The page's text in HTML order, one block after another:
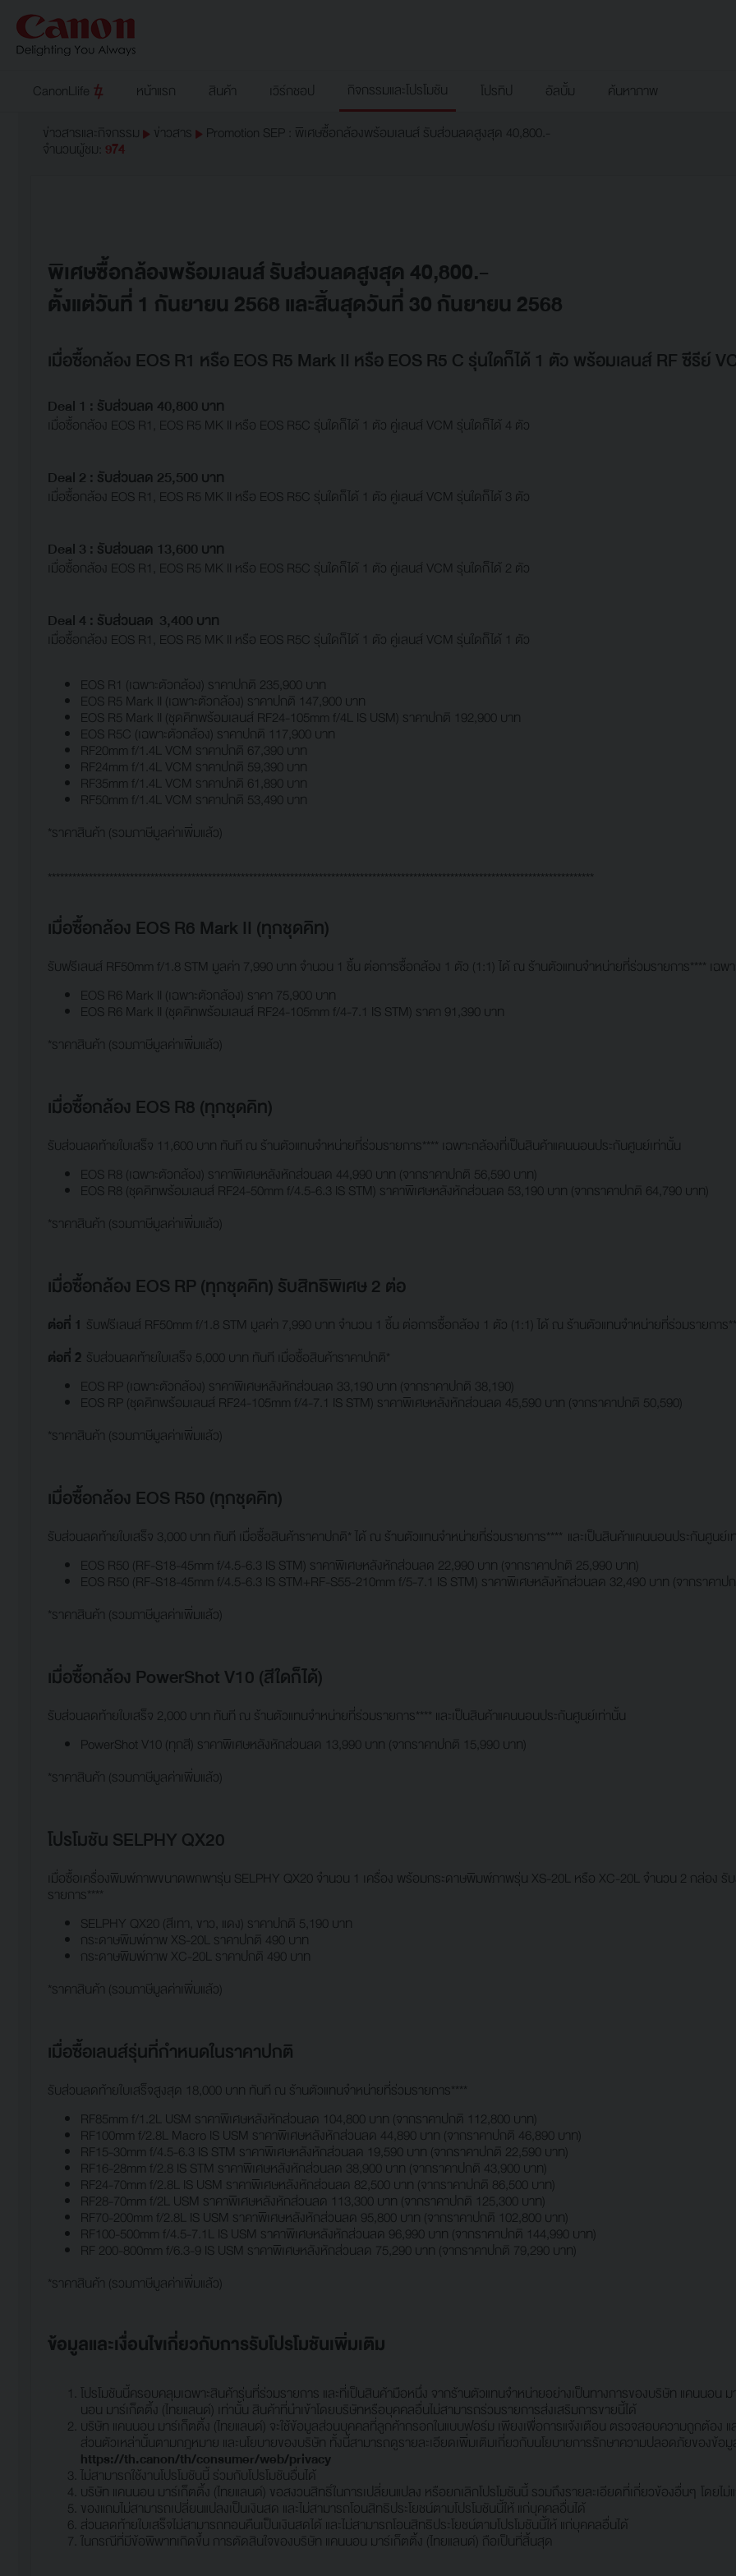
CanonLlife
หน้าแรก สินค้า เวิร์กชอป กิจกรรมและโปรโมชัน โปรทิป อัลบั้ม ค้นหาภาพ
ข่าวสารและกิจกรรม
ข่าวสาร Promotion SEP : พิเศษซื้อกล้องพร้อมเลนส์ รับส่วนลดสูงสุด 40,800.-
จำนวนผู้ชม: 974
พิเศษซื้อกล้องพร้อมเลนส์ รับส่วนลดสูงสุด 40,800.-
ตั้งแต่วันที่ 1 กันยายน 2568 และสิ้นสุดวันที่ 30 กันยายน 2568
เมื่อซื้อกล้อง EOS R1 หรือ EOS R5 Mark II หรือ EOS R5 C รุ่นใดก็ได้ 1 ตัว พร้อมเลนส์ RF ซีรีย์
Deal 1 : รับส่วนลด 40,800 บาท
เมื่อซื้อกล้อง EOS R1, EOS R5 MK II หรือ EOS R5C รุ่นใดก็ได้ 1 ตัว คู่เลนส์ VCM รุ่นใดก็ได้ 4 ตัว
Deal 2 : รับส่วนลด 25,500 บาท
เมื่อซื้อกล้อง EOS R1, EOS R5 MK II หรือ EOS R5C รุ่นใดก็ได้ 1 ตัว คู่เลนส์ VCM รุ่นใดก็ได้ 3 ตัว
Deal 3 : รับส่วนลด 13,600 บาท
เมื่อซื้อกล้อง EOS R1, EOS R5 MK II หรือ EOS R5C รุ่นใดก็ได้ 1 ตัว คู่เลนส์ VCM รุ่นใดก็ได้ 2 ตัว
Deal 4 : รับส่วนลด 3,400 บาท
เมื่อซื้อกล้อง EOS R1, EOS R5 MK II หรือ EOS R5C รุ่นใดก็ได้ 1 ตัว คู่เลนส์ VCM รุ่นใดก็ได้ 1 ตัว
EOS R1 (เฉพาะตัวกล้อง) ราคาปกติ 235,900 บาท
EOS R5 Mark II (เฉพาะตัวกล้อง) ราคาปกติ 147,900 บาท
EOS R5 Mark II (ชุดคิทพร้อมเลนส์ RF24-105mm f/4L IS USM) ราคาปกติ 192,900 บาท
EOS R5C (เฉพาะตัวกล้อง) ราคาปกติ 117,900 บาท
RF20mm f/1.4L VCM ราคาปกติ 67,390 บาท
RF24mm f/1.4L VCM ราคาปกติ 59,390 บาท
RF35mm f/1.4L VCM ราคาปกติ 61,890 บาท
RF50mm f/1.4L VCM ราคาปกติ 53,490 บาท
*ราคาสินค้า (รวมภาษีมูลค่าเพิ่มแล้ว)
*************************************************************************************************************************************
เมื่อซื้อกล้อง EOS R6 Mark II (ทุกชุดคิท)
รับฟรีเลนส์ RF50mm f/1.8 STM มูลค่า 7,990 บาท จำนวน 1 ชิ้น ต่อการซื้อกล้อง 1 ตัว (1:1) ได้ ณ ร้านตัวแทนจำหน่ายที่ร่วมรายการ**** เฉพ
EOS R6 Mark II (เฉพาะตัวกล้อง) ราคา 75,900 บาท
EOS R6 Mark II (ชุดคิทพร้อมเลนส์ RF24-105mm f/4-7.1 IS STM) ราคา 91,390 บาท
*ราคาสินค้า (รวมภาษีมูลค่าเพิ่มแล้ว)
เมื่อซื้อกล้อง EOS R8 (ทุกชุดคิท)
รับส่วนลดท้ายใบเสร็จ 11,600 บาท ทันที ณ ร้านตัวแทนจำหน่ายที่ร่วมรายการ**** เฉพาะกล้องที่เป็นสินค้าแคนนอนประกันศูนย์เท่านั้น
EOS R8 (เฉพาะตัวกล้อง) ราคาพิเศษหลังหักส่วนลด 44,990 บาท (จากราคาปกติ 56,590 บาท)
EOS R8 (ชุดคิทพร้อมเลนส์ RF24-50mm f/4.5-6.3 IS STM) ราคาพิเศษหลังหักส่วนลด 53,190 บาท (จากราคาปกติ 64,790 บาท)
*ราคาสินค้า (รวมภาษีมูลค่าเพิ่มแล้ว)
เมื่อซื้อกล้อง EOS RP (ทุกชุดคิท) รับสิทธิพิเศษ 2 ต่อ
ต่อที่ 1 รับฟรีเลนส์ RF50mm f/1.8 STM มูลค่า 7,990 บาท จำนวน 1 ชิ้น ต่อการซื้อกล้อง 1 ตัว (1:1) ได้ ณ ร้านตัวแทนจำหน่ายที่ร่วมรายการ
ต่อที่ 2 รับส่วนลดท้ายใบเสร็จ 5,000 บาท ทันที เมื่อซื้อสินค้าราคาปกติ*
EOS RP (เฉพาะตัวกล้อง) ราคาพิเศษหลังหักส่วนลด 33,190 บาท (จากราคาปกติ 38,190)
EOS RP (ชุดคิทพร้อมเลนส์ RF24-105mm f/4-7.1 IS STM) ราคาพิเศษหลังหักส่วนลด 45,590 บาท (จากราคาปกติ 50,590)
*ราคาสินค้า (รวมภาษีมูลค่าเพิ่มแล้ว)
เมื่อซื้อกล้อง EOS R50 (ทุกชุดคิท)
รับส่วนลดท้ายใบเสร็จ 3,000 บาท ทันที เมื่อซื้อสินค้าราคาปกติ* ได้ ณ ร้านตัวแทนจำหน่ายที่ร่วมรายการ**** และเป็นสินค้าแคนนอนประกันศูนย์เ
EOS R50 (RF-S18-45mm f/4.5-6.3 IS STM) ราคาพิเศษหลังหักส่วนลด 22,990 บาท (จากราคาปกติ 25,990 บาท)
EOS R50 (RF-S18-45mm f/4.5-6.3 IS STM+RF-S55-210mm f/5-7.1 IS STM) ราคาพิเศษหลังหักส่วนลด 32,490 บาท (จากราคาป
*ราคาสินค้า (รวมภาษีมูลค่าเพิ่มแล้ว)
เมื่อซื้อกล้อง PowerShot V10 (สีใดก็ได้)
รับส่วนลดท้ายใบเสร็จ 2,000 บาท ทันที ณ ร้านตัวแทนจำหน่ายที่ร่วมรายการ**** และเป็นสินค้าแคนนอนประกันศูนย์เท่านั้น
PowerShot V10 (ทุกสี) ราคาพิเศษหลังหักส่วนลด 13,990 บาท (จากราคาปกติ 15,990 บาท)
*ราคาสินค้า (รวมภาษีมูลค่าเพิ่มแล้ว)
โปรโมชัน SELPHY QX20
เมื่อซื้อเครื่องพิมพ์ภาพขนาดพกพารุ่น SELPHY QX20 จำนวน 1 เครื่อง พร้อมกระดาษพิมพ์ภาพรุ่น XS-20L หรือ XC-20L จำนวน 2 กล่อง
รายการ****
SELPHY QX20 (สีเทา, ขาว, แดง) ราคาปกติ 5,190 บาท
กระดาษพิมพ์ภาพ XS-20L ราคาปกติ 490 บาท
กระดาษพิมพ์ภาพ XC-20L ราคาปกติ 490 บาท
*ราคาสินค้า (รวมภาษีมูลค่าเพิ่มแล้ว)
เมื่อซื้อเลนส์รุ่นที่กำหนดในราคาปกติ
รับส่วนลดท้ายใบเสร็จสูงสุด 18,000 บาท ทันที ณ ร้านตัวแทนจำหน่ายที่ร่วมรายการ****
RF85mm f/1.2L USM ราคาพิเศษหลังหักส่วนลด 104,800 บาท (จากราคาปกติ 112,800 บาท)
RF100mm f/2.8L Macro IS USM ราคาพิเศษหลังหักส่วนลด 44,890 บาท (จากราคาปกติ 46,890 บาท)
RF15-30mm f/4.5-6.3 IS STM ราคาพิเศษหลังหักส่วนลด 19,590 บาท (จากราคาปกติ 22,590 บาท)
RF16-28mm f/2.8 IS STM ราคาพิเศษหลังหักส่วนลด 38,900 บาท (จากราคาปกติ 43,900 บาท)
RF24-70mm f/2.8L IS USM ราคาพิเศษหลังหักส่วนลด 82,500 บาท (จากราคาปกติ 86,500 บาท)
RF28-70mm f/2L USM ราคาพิเศษหลังหักส่วนลด 113,300 บาท (จากราคาปกติ 125,300 บาท)
RF70-200mm f/2.8L IS USM ราคาพิเศษหลังหักส่วนลด 95,800 บาท (จากราคาปกติ 102,800 บาท)
RF100-500mm f/4.5-7.1L IS USM ราคาพิเศษหลังหักส่วนลด 96,990 บาท (จากราคาปกติ 144,990 บาท)
RF 200-800mm f/6.3-9 IS USM ราคาพิเศษหลังหักส่วนลด 75,290 บาท (จากราคาปกติ 79,290 บาท)
*ราคาสินค้า (รวมภาษีมูลค่าเพิ่มแล้ว)
ข้อมูลและเงื่อนไขเกี่ยวกับการรับโปรโมชันเพิ่มเติม
โปรโมชันนี้ครอบคลุมเฉพาะสินค้ารุ่นที่ร่วมรายการ และที่เป็นสินค้ามือหนึ่ง จากร้านตัวแทนจำหน่ายอย่างเป็นทางการของบริษัท แคนนอน
นอน มาร์เก็ตติ้ง (ไทยแลนด์) เท่านั้น สินค้าที่นำเข้าโดยบริษัทหรือบุคคลอื่นไม่สามารถร่วมรายการส่งเสริมการขายนี้ได้
บริษัท แคนนอน มาร์เก็ตติ้ง (ไทยแลนด์) จะใช้ข้อมูลส่วนบุคคลที่ลูกค้ากรอกในแบบฟอร์ม เพียงเพื่อการแจ้งเตือน ตรวจสอบความถูกต้อง แ
ส่วนตัวเหล่านั้นตามกฎหมาย และนโยบายของบริษัท ทั้งนี้สามารถดูรายละเอียดเพิ่มเติมเกี่ยวกับนโยบายการรักษาความปลอดภัยของข้อ
https://th.canon/th/consumer/web/privacy
ไม่สามารถใช้งานโปรโมชันนี้ ร่วมกับโปรโมชันอื่นได้
บริษัท แคนนอน มาร์เก็ตติ้ง (ไทยแลนด์) ขอสงวนสิทธิ์ในการเปลี่ยนแปลง หรือยกเลิกโปรโมชันนี้ รวมถึงรายละเอียดที่เกี่ยวข้องอื่นๆ โดยไม่
ของแถมไม่สามารถเปลี่ยนแปลงเป็นเงินสด และไม่สามารถโอนสิทธิประโยชน์ตามโปรโมชันนี้ให้ แก่บุคคลอื่นได้
ส่วนลดท้ายใบเสร็จไม่สามารถทอนคืนเป็นเงินสดได้ และไม่สามารถโอนสิทธิประโยชน์ตามโปรโมชันนี้ให้ แก่บุคคลอื่นได้
ในกรณีที่มีข้อพิพาทเกิดขึ้น การตัดสินใจของบริษัท แคนนอน มาร์เก็ตติ้ง (ไทยแลนด์) ถือเป็นที่สิ้นสุด